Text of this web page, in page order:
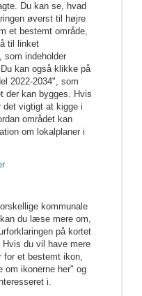
Du kan se, hvad
øverst til højre
et bestemt område,
til linket
som indeholder
kan også klikke på
2022-2034", som
der kan bygges. Hvis
det vigtigt at kigge i
området kan
om lokalplaner i
kommunale
du læse mere om,
på kortet
du vil have mere
for et bestemt ikon,
om ikonerne her" og
i.